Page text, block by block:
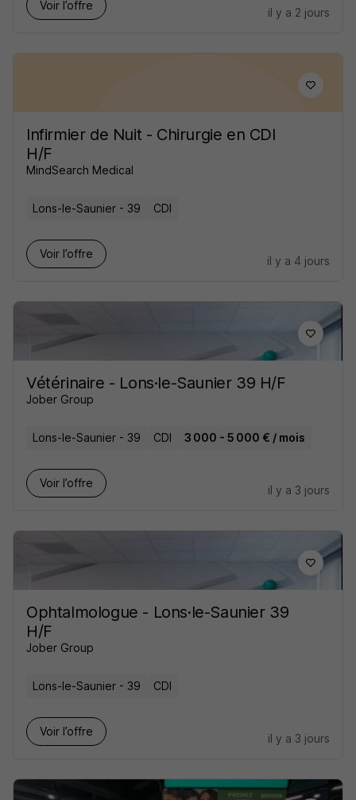
Voir l’offre
il y a 2 jours
Infirmier de Nuit - Chirurgie en CDI
H/F
MindSearch Medical
Lons-le-Saunier - 39 CDI
Voir l’offre
il y a 4 jours
Vétérinaire - Lons·le-Saunier 39 H/F
Jober Group
Lons-le-Saunier - 39 CDI 3 000 - 5 000 € / mois
Voir l’offre
il y a 3 jours
Ophtalmologue - Lons·le-Saunier 39
H/F
Jober Group
Lons-le-Saunier - 39 CDI
Voir l’offre
il y a 3 jours